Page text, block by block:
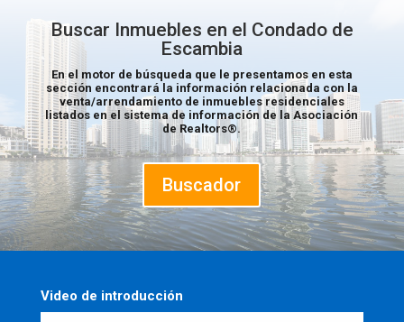
Buscar Inmuebles en el Condado de
Escambia
En el motor de búsqueda que le presentamos en esta
sección encontrará la información relacionada con la
venta/arrendamiento de inmuebles residenciales
listados en el sistema de información de la Asociación
de Realtors®.
Buscador
Video de introducción